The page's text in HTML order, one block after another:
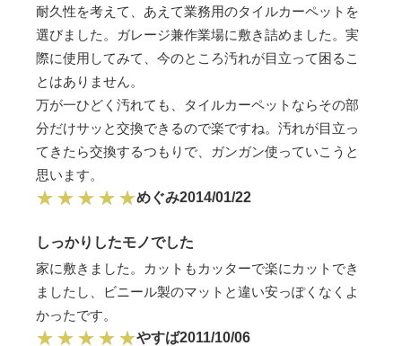
耐久性を考えて、あえて業務用のタイルカーペットを
選びました。ガレージ兼作業場に敷き詰めました。実
際に使用してみて、今のところ汚れが目立って困るこ
とはありません。
万が一ひどく汚れても、タイルカーペットならその部
分だけサッと交換できるので楽ですね。汚れが目立っ
てきたら交換するつもりで、ガンガン使っていこうと
思います。
めぐみ2014/01/22
しっかりしたモノでした
家に敷きました。カットもカッターで楽にカットでき
ましたし、ビニール製のマットと違い安っぽくなくよ
かったです。
やすば2011/10/06